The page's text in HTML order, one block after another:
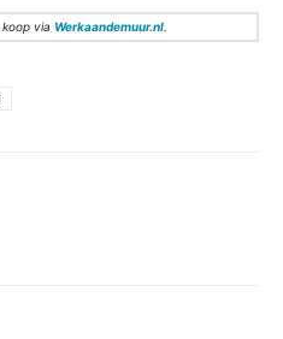
via Werkaandemuur.nl